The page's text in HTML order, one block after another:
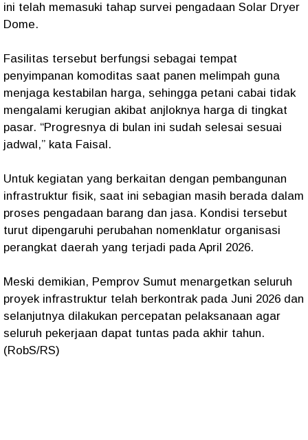
ini telah memasuki tahap survei pengadaan Solar Dryer
Dome.
Fasilitas tersebut berfungsi sebagai tempat
penyimpanan komoditas saat panen melimpah guna
menjaga kestabilan harga, sehingga petani cabai tidak
mengalami kerugian akibat anjloknya harga di tingkat
pasar. “Progresnya di bulan ini sudah selesai sesuai
jadwal,” kata Faisal.
Untuk kegiatan yang berkaitan dengan pembangunan
infrastruktur fisik, saat ini sebagian masih berada dalam
proses pengadaan barang dan jasa. Kondisi tersebut
turut dipengaruhi perubahan nomenklatur organisasi
perangkat daerah yang terjadi pada April 2026.
Meski demikian, Pemprov Sumut menargetkan seluruh
proyek infrastruktur telah berkontrak pada Juni 2026 dan
selanjutnya dilakukan percepatan pelaksanaan agar
seluruh pekerjaan dapat tuntas pada akhir tahun.
(RobS/RS)